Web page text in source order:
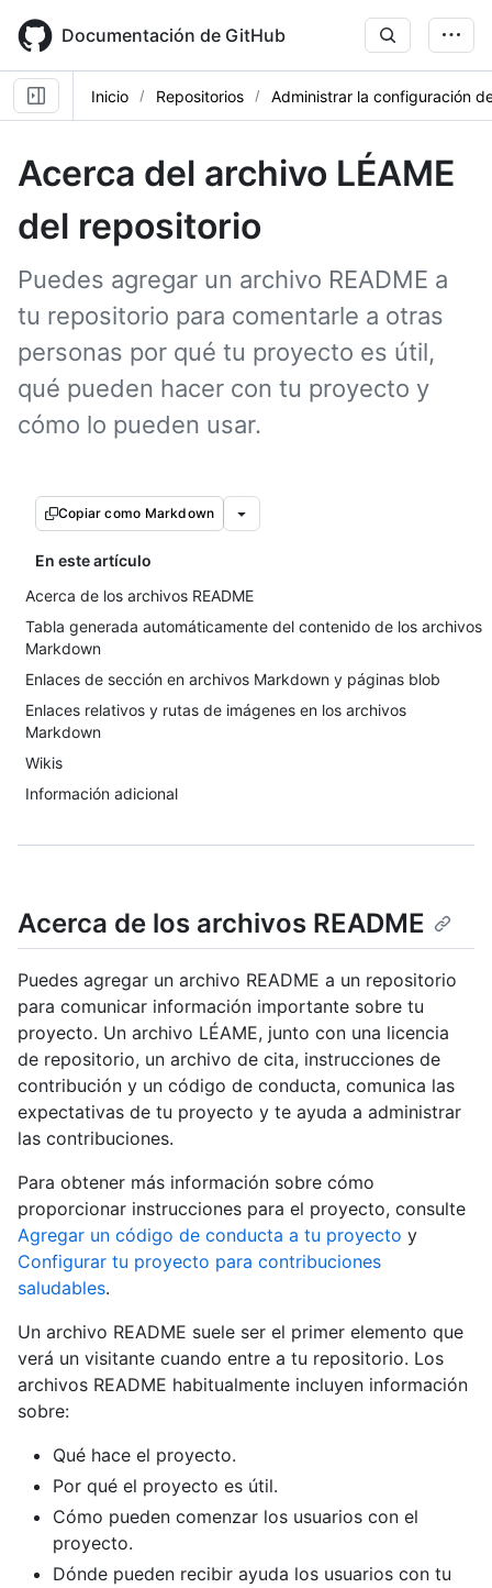
main
content
Documentación de GitHub
Inicio Repositorios Administrar la configuración
Acerca del archivo LÉAME
del repositorio
Puedes agregar un archivo README a
tu repositorio para comentarle a otras
personas por qué tu proyecto es útil,
qué pueden hacer con tu proyecto y
cómo lo pueden usar.
Copiar como Markdown
En este artículo
Acerca de los archivos README
Tabla generada automáticamente del contenido de los archivos
Markdown
Enlaces de sección en archivos Markdown y páginas blob
Enlaces relativos y rutas de imágenes en los archivos
Markdown
Wikis
Información adicional
Acerca de los archivos README
Puedes agregar un archivo README a un repositorio
para comunicar información importante sobre tu
proyecto. Un archivo LÉAME, junto con una licencia
de repositorio, un archivo de cita, instrucciones de
contribución y un código de conducta, comunica las
expectativas de tu proyecto y te ayuda a administrar
las contribuciones.
Para obtener más información sobre cómo
proporcionar instrucciones para el proyecto, consulte
Agregar un código de conducta a tu proyecto y
Configurar tu proyecto para contribuciones
saludables.
Un archivo README suele ser el primer elemento que
verá un visitante cuando entre a tu repositorio. Los
archivos README habitualmente incluyen información
sobre:
Qué hace el proyecto.
Por qué el proyecto es útil.
Cómo pueden comenzar los usuarios con el
proyecto.
Dónde pueden recibir ayuda los usuarios con tu